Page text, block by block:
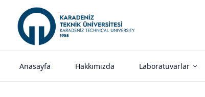
Anasayfa Hakkımızda Laboratuvarlar